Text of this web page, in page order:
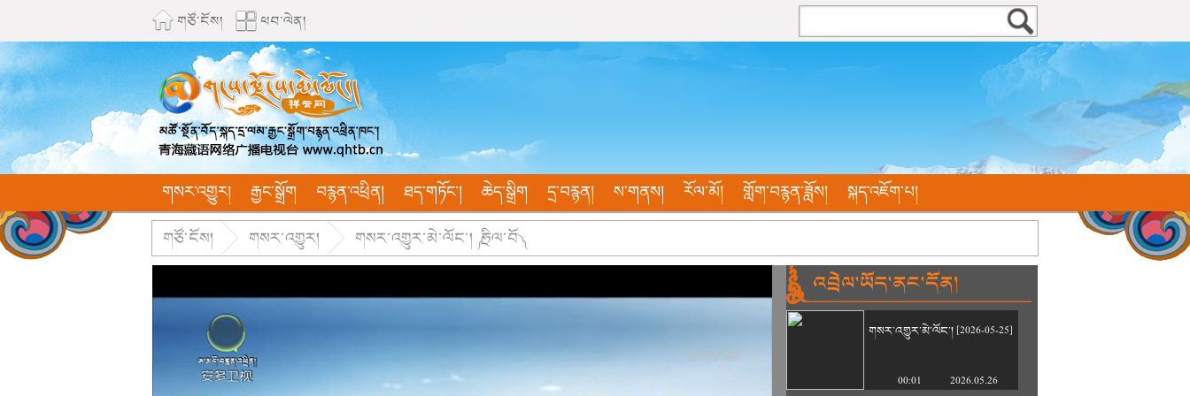
གཙོ་ངོས། ཕབ་ལེན།
གསར་འགྱུར། རྒྱང་སྒྲོག བརྙན་འཕྲིན། ཐད་གཏོང་། ཆེད་སྒྲིག དྲ་བརྙན། ས་གནས། རོལ་མོ། གློག་བརྙན་ཟློས། སྐད་འཇོག་པ།
གཙོ་ངོས། གསར་འགྱུར། གསར་འགྱུར་མེ་ལོང་། ༼ ཧྲིལ་བོ ༽
འབྲེལ་ཡོད་ནང་དོན།
གསར་འགྱུར་མེ་ལོང་། [2026-05-25]
00:01 2026.05.26